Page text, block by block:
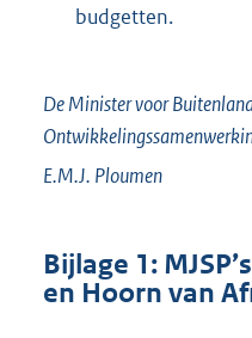
budgetten.
De Minister voor
E.M.J. Ploumen
Bijlage 1:
en Hoorn van